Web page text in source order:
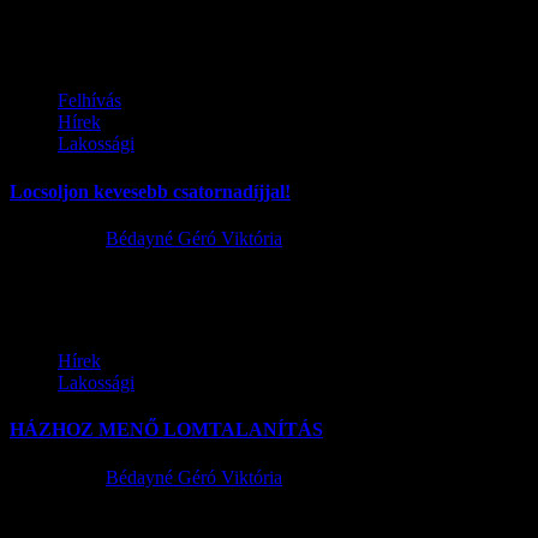
Felhívás
Hírek
Lakossági
Locsoljon kevesebb csatornadíjjal!
Bédayné Géró Viktória
Hírek
Lakossági
HÁZHOZ MENŐ LOMTALANÍTÁS
Bédayné Géró Viktória